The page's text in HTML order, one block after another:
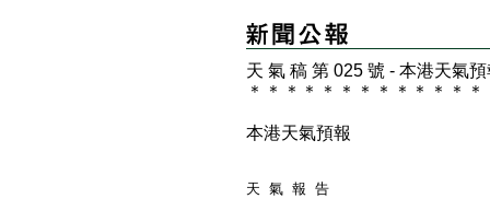
天 氣 稿 第 025 號 - 本港天氣
＊
＊ ＊ ＊ ＊ ＊ ＊ ＊ ＊ ＊ ＊ ＊ ＊
本港天氣預報
天 氣 報 告